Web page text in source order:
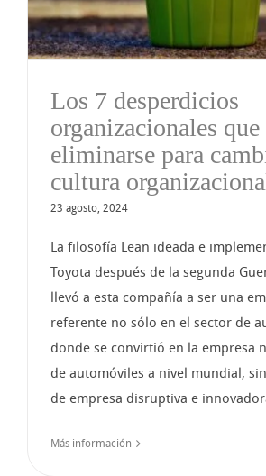
Los 7 desperdicios
organizacionales que
eliminarse para
cultura
23 agosto, 2024
La filosofía Lean ideada e
Toyota después de la segunda
llevó a esta compañía a ser una
referente no sólo en el sector de
donde se convirtió en la empresa
de automóviles a nivel mundial,
de empresa disruptiva e
Más información